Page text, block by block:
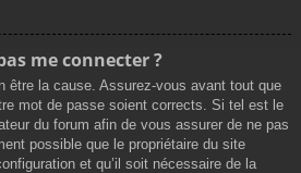
me connecter ?
être la cause. Assurez-vous avant tout que
mot de passe soient corrects. Si tel est le
du forum afin de vous assurer de ne pas
possible que le propriétaire du site
et qu’il soit nécessaire de la